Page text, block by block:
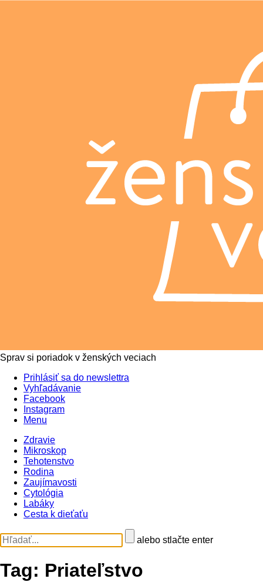
Sprav si poriadok v ženských veciach
Prihlásiť sa do newslettra
Vyhľadávanie
Facebook
Instagram
Menu
Zdravie
Mikroskop
Tehotenstvo
Rodina
Zaujímavosti
Cytológia
Labáky
Cesta k dieťaťu
alebo stlačte enter
Tag: Priateľstvo